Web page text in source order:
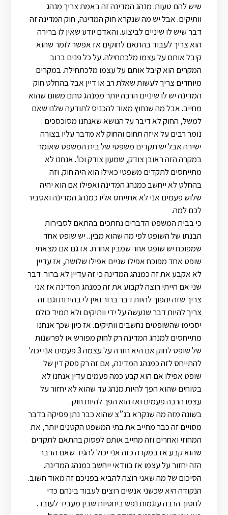
שיש להם טעות. מנהג המדינה זה באמת צריך מנהג
וותיקים. אבל יש מה שנקרא חוק המדינה, חוק המדינה זה
דבר שיש לו שיניים לביצוע. והאדם יודע שאין לו ברירה
הוא צריך לעבוד בהתאם לחוקים אז אפשר לומר שהוא
קיבל אותם על עצמו מלכתחילה. על כל פנים ברוב
המקרים הוא קיבל אותם על עצמו מלכתחילה. במקרים
מיוחדים צריך לעשות שאלת רב או דיין אבל בהחלט חוק
המדינה יש לו שיניים הרבה יותר ממנהג סתם משום שהוא
מחייב. אבל מה שנחוץ מאוד להכניס לתודעה שלנו שאם
למשל, החוק לא דיבר על הנושא שאנחנו מסוכסכים .
נומר רבים על איזה תחום והחוק לא מדבר עליו בצורה
ישירה אבל יש תקדים משפטי של בית המשפט שאומר
במקרה הזה ראובן צודק, שמעון צודק וכו’. אנחנו לא
מתייחסים לתקדים משפטי כאילו הוא היה חוק. וזה
בהחלט לא ייחשב כמנהג המדינה ואפילו אם הוא יהיה
שלוש פעמים אני לא אתייחס אליו כמנהג המדינה ואסביר
לכם למה.
כי בבית המשפט הדברים נחתכים בהתאם לסבירות
הבנתו של השופט לפי מה שהוא מבין.. יש שופט אחד
שמפוכח יש שופט אחר שמבין אחרת. אז גם אם מצאתי
שופט אחד מפוכח אפילו שניים אפילו שלושה, אז עדיין
לא אקבע את זה כמנהג המדינה כי זה עדיין לא ברור. דבר
שני אם הייתי רוצה לקבוע את זה כמנהג המדינה אז אני
צריך שזה יהפוך להיות דבר ברור ואין לי בהירות וגם זה
צריך להיות דבר שנעשה על ידי וותיקים ולא תמיד כולם
יסכימו שהשופטים נחשבים וותיקים. אז כיון שכך אנחנו
מתייחסים למנהג המדינה רק לחוק מפורש או לפרשנות
של שופט לחוק אם היא חזרה על עצמה 3 פעמים אני יכול
להתייחס לזה כמנהג המדינה, אם זה רק פסק דין של
שופט אפילו אם הוא קבע כמה פעמים עדין אנחנו לא
בטוחים שהוא הפך להיות מנהג עד שהוא לא יחזור על
עצמו הרבה פעמים ואז הוא הפך להיות חוק.
בשונה מזה מה שנקרא בג”צ שהוא כבר נתן פסיקה בדבר
מסויים זה כבר מחייב את בתי המשפט הקטנים יותר, את
המחוזי ואחרים וזה מחייב אותם לפסוק בהתאם לתקדים
שהוא קבע אז במקרה כזה אני יכול להגיד שאם הדבר
הזה יחזור על עצמו אז בוודאי ייחשב כמנהג המדינה.
הסיכום של מה שאני רוצה להביא בפניכם זה מאוד חשוב.
הנקודה היא שכשני אנשים רוצים לעבוד בינהם כדי
לחסוך הרבה עוגמות נפש ביחסיות שבין מעביד לעובד.